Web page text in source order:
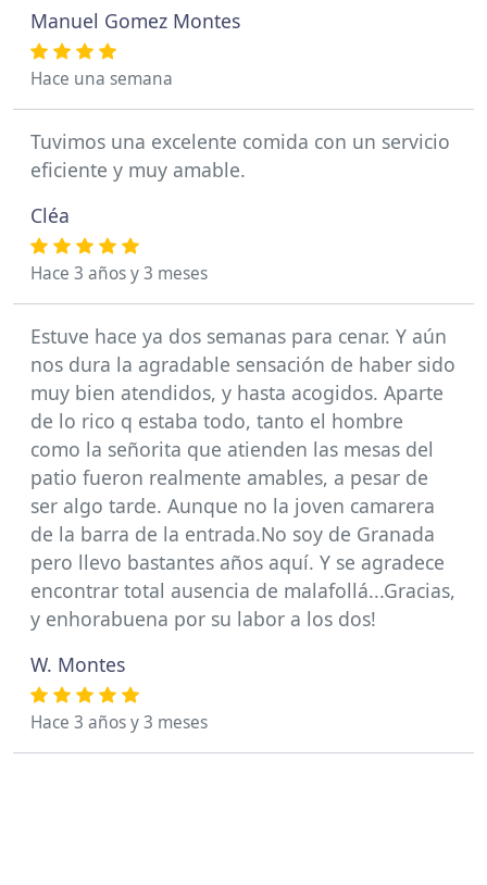
Manuel Gomez Montes
Hace una semana
Tuvimos una excelente comida con un servicio
eficiente y muy amable.
Cléa
Hace 3 años y 3 meses
Estuve hace ya dos semanas para cenar. Y aún
nos dura la agradable sensación de haber sido
muy bien atendidos, y hasta acogidos. Aparte
de lo rico q estaba todo, tanto el hombre
como la señorita que atienden las mesas del
patio fueron realmente amables, a pesar de
ser algo tarde. Aunque no la joven camarera
de la barra de la entrada.No soy de Granada
pero llevo bastantes años aquí. Y se agradece
encontrar total ausencia de malafollá...Gracias,
y enhorabuena por su labor a los dos!
W. Montes
Hace 3 años y 3 meses